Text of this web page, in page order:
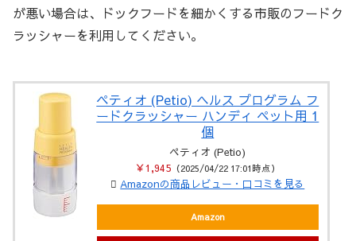
が悪い場合は、ドックフードを細かくする市販のフードク
ラッシャーを利用してください。
ペティオ (Petio) ヘルス プログラム フ
ードクラッシャー ハンディ ペット用 1
個
ペティオ (Petio)
￥1,945（2025/04/22 17:01時点）
Amazonの商品レビュー・口コミを見る
Amazon